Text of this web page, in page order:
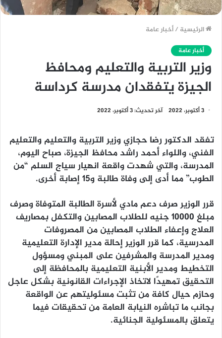
الرئيسية /أخبار عامة
أخبار عامة
وزير التربية والتعليم ومحافظ
الجيزة يتفقدان مدرسة كرداسة
3 أكتوبر، 2022 آخر تحديث: 3 أكتوبر، 2022
تفقد الدكتور رضا حجازي وزير التربية والتعليم والتعليم
الفني، واللواء أحمد راشد محافظ الجيزة، صباح اليوم،
المدرسة، والتي شهدت واقعة انهيار سياج السلم “من
الطوب” مما أدى إلى وفاة طالبة و15 إصابة أخرى.
قرر الوزير صرف دعم مادي لأسرة الطالبة المتوفاة وصرف
مبلغ 10000 جنيه للطلاب المصابين والتكفل بمصاريف
العلاج وإعفاء الطلاب المصابين من المصروفات
المدرسية، كما قرر الوزير إحالة مدير الإدارة التعليمية
ومدير المدرسة والمشرفين على المبني ومسؤول
التخطيط ومدير الأبنية التعليمية بالمحافظة إلى
التحقيق تمهيدًا لاتخاذ الإجراءات القانونية بشكل عاجل
وحازم حيال كافة من تثبت مسئوليتهم عن الواقعة
بجانب ما تباشره النيابة العامة من تحقيقات فيما
يتعلق بالمسئولية الجنائية.